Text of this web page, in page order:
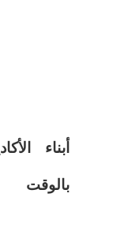
أبناء
بالوقت